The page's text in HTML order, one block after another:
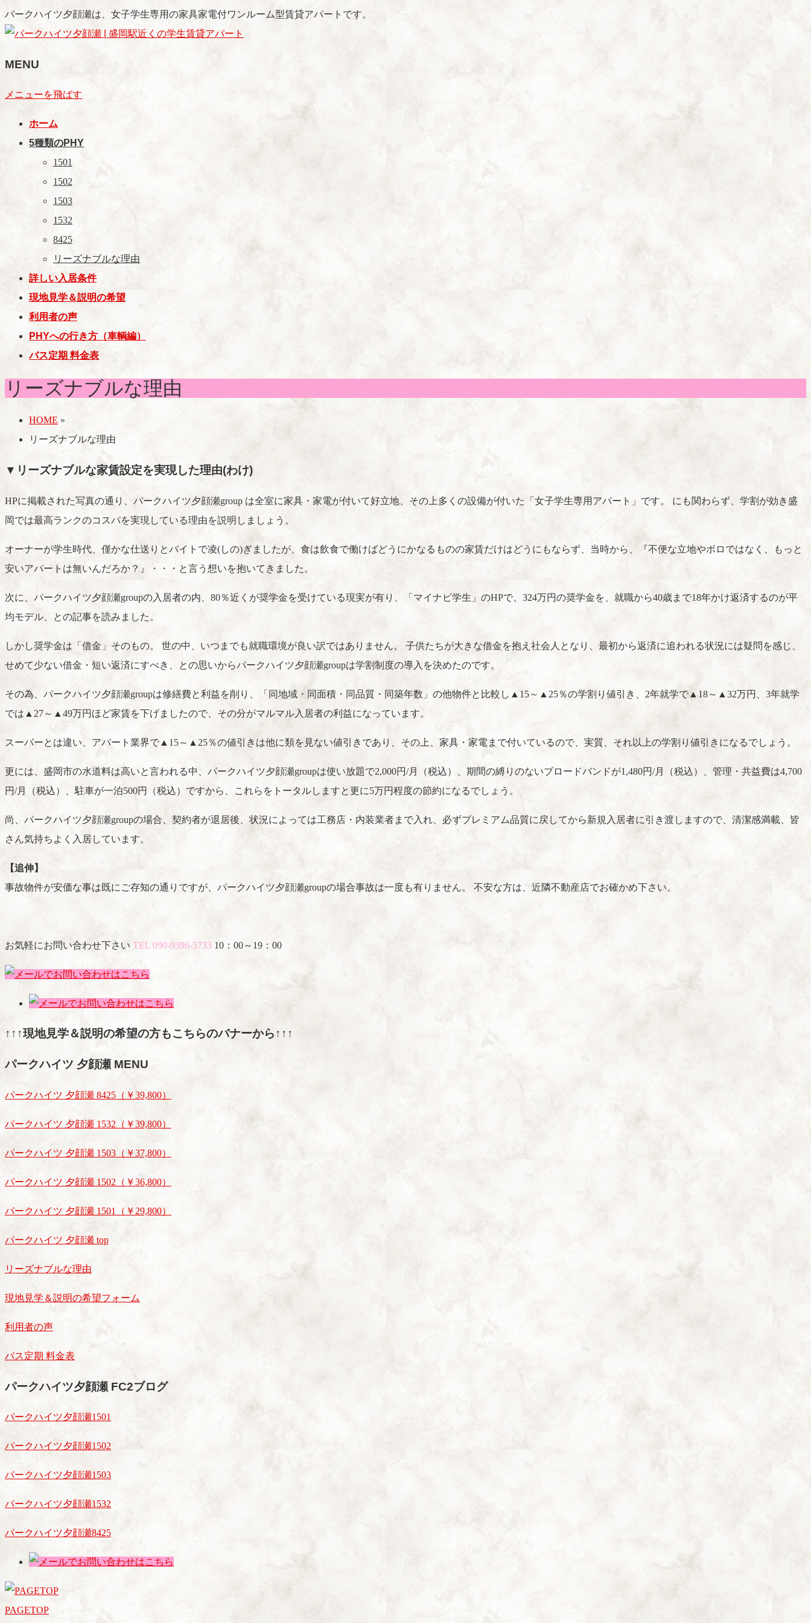
パークハイツ夕顔瀬は、女子学生専用の家具家電付ワンルーム型賃貸アパートです。
MENU
メニューを飛ばす
ホーム
5種類のPHY
1501
1502
1503
1532
8425
リーズナブルな理由
詳しい入居条件
現地見学＆説明の希望
利用者の声
PHYへの行き方（車輌編）
バス定期 料金表
リーズナブルな理由
HOME »
リーズナブルな理由
▼リーズナブルな家賃設定を実現した理由(わけ)
HPに掲載された写真の通り、パークハイツ夕顔瀬group は全室に家具・家電が付いて好立地、その上多くの設備が付いた「女子学生専用アパート」です。 にも関わらず、学割が効き盛
岡では最高ランクのコスパを実現している理由を説明しましょう。
オーナーが学生時代、僅かな仕送りとバイトで凌(しの)ぎましたが、食は飲食で働けばどうにかなるものの家賃だけはどうにもならず、当時から、『不便な立地やボロではなく、もっと
安いアパートは無いんだろか？』・・・と言う想いを抱いてきました。
次に、パークハイツ夕顔瀬groupの入居者の内、80％近くが奨学金を受けている現実が有り、「マイナビ学生」のHPで、324万円の奨学金を、就職から40歳まで18年かけ返済するのが平
均モデル、との記事を読みました。
しかし奨学金は「借金」そのもの。 世の中、いつまでも就職環境が良い訳ではありません。 子供たちが大きな借金を抱え社会人となり、最初から返済に追われる状況には疑問を感じ、
せめて少ない借金・短い返済にすべき、との思いからパークハイツ夕顔瀬groupは学割制度の導入を決めたのです。
その為、パークハイツ夕顔瀬groupは修繕費と利益を削り、「同地域・同面積・同品質・同築年数」の他物件と比較し▲15～▲25％の学割り値引き、2年就学で▲18～▲32万円、3年就学
では▲27～▲49万円ほど家賃を下げましたので、その分がマルマル入居者の利益になっています。
スーパーとは違い、アパート業界で▲15～▲25％の値引きは他に類を見ない値引きであり、その上、家具・家電まで付いているので、実質、それ以上の学割り値引きになるでしょう。
更には、盛岡市の水道料は高いと言われる中、パークハイツ夕顔瀬groupは使い放題で2,000円/月（税込）、期間の縛りのないブロードバンドが1,480円/月（税込）、管理・共益費は4,700
円/月（税込）、駐車が一泊500円（税込）ですから、これらをトータルしますと更に5万円程度の節約になるでしょう。
尚、パークハイツ夕顔瀬groupの場合、契約者が退居後、状況によっては工務店・内装業者まで入れ、必ずプレミアム品質に戻してから新規入居者に引き渡しますので、清潔感満載、皆
さん気持ちよく入居しています。
【追伸】
事故物件が安価な事は既にご存知の通りですが、パークハイツ夕顔瀬groupの場合事故は一度も有りません。 不安な方は、近隣不動産店でお確かめ下さい。
お気軽にお問い合わせ下さい TEL 090-9396-5733 10：00～19：00
↑↑↑現地見学＆説明の希望の方もこちらのバナーから↑↑↑
パークハイツ 夕顔瀬 MENU
パークハイツ 夕顔瀬 8425（￥39,800）
パークハイツ 夕顔瀬 1532（￥39,800）
パークハイツ 夕顔瀬 1503（￥37,800）
パークハイツ 夕顔瀬 1502（￥36,800）
パークハイツ 夕顔瀬 1501（￥29,800）
パークハイツ 夕顔瀬 top
リーズナブルな理由
現地見学＆説明の希望フォーム
利用者の声
バス定期 料金表
パークハイツ夕顔瀬 FC2ブログ
パークハイツ夕顔瀬1501
パークハイツ夕顔瀬1502
パークハイツ夕顔瀬1503
パークハイツ夕顔瀬1532
パークハイツ夕顔瀬8425
PAGETOP